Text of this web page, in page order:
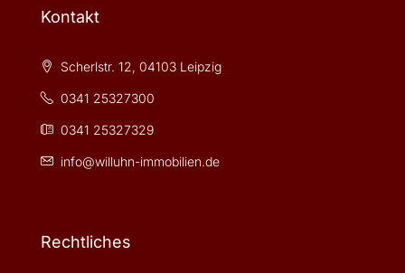
Kontakt
Scherlstr. 12, 04103 Leipzig
0341 25327300
0341 25327329
info@willuhn-immobilien.de
Rechtliches